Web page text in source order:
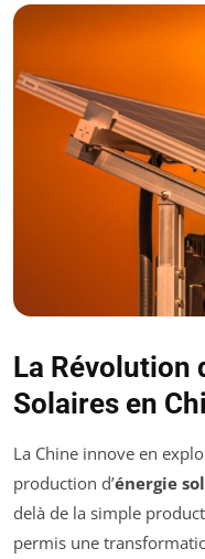
La Révolution
Solaires en
La Chine innove en
production d’énergie
delà de la simple
permis une